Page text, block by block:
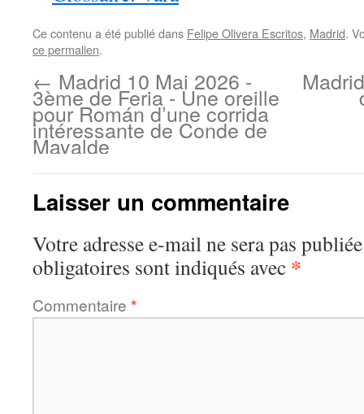
Ce contenu a été publié dans Felipe Olivera Escritos, Madrid.
ce permalien.
← Madrid 10 Mai 2026 -
3ème de Feria - Une oreille
pour Román d’une corrida
intéressante de Conde de
Mayalde
Laisser un commentaire
Votre adresse e-mail ne sera pas
obligatoires sont indiqués avec *
Commentaire *